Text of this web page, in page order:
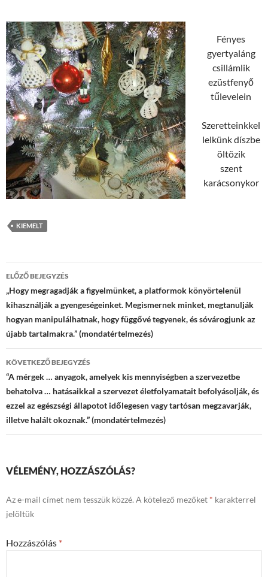
Fényes
gyertyaláng
csillámlik
ezüstfenyő
tűlevelein
Szeretteinkkel
lelkünk díszbe
öltözik
szent
karácsonykor
KIEMELT
Bejegyzések
navigációja
ELŐZŐ BEJEGYZÉS
„Hogy megragadják a figyelmünket, a platformok könyörtelenül
kihasználják a gyengeségeinket. Megismernek minket, megtanulják
hogyan manipulálhatnak, hogy függővé tegyenek, és sóvárogjunk az
újabb tartalmakra.” (mondatértelmezés)
KÖVETKEZŐ BEJEGYZÉS
“A mérgek … anyagok, amelyek kis mennyiségben a szervezetbe
behatolva … hatásaikkal a szervezet életfolyamatait befolyásolják, és
ezzel az egészségi állapotot időlegesen vagy tartósan megzavarják,
illetve halált okoznak.” (mondatértelmezés)
VÉLEMÉNY, HOZZÁSZÓLÁS?
Az e-mail címet nem tesszük közzé. A kötelező mezőket * karakterrel
jelöltük
Hozzászólás *